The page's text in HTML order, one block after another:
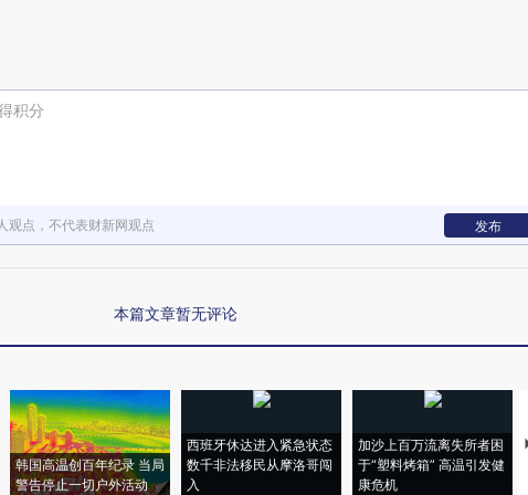
积分
观点，不代表财新网观点 发布
本篇文章暂无评论
韩国高温创百年纪录 当局
警告停止一切户外活动
西班牙休达进入紧急状态
数千非法移民从摩洛哥闯
入
加沙上百万流离失所者困
于“塑料烤箱” 高温引发健
康危机